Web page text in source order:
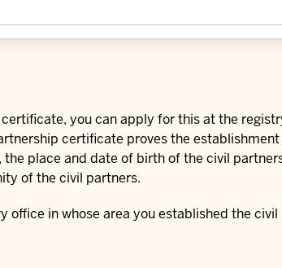
you can apply for this at the
certificate proves the
place and date of birth of the civil
of the civil partners.
in whose area you established the